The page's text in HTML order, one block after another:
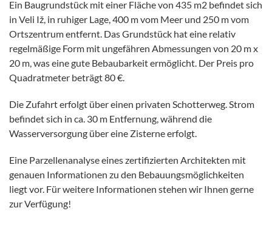
Ein Baugrundstück mit einer Fläche von 435 m2 befindet sich
in Veli Iž, in ruhiger Lage, 400 m vom Meer und 250 m vom
Ortszentrum entfernt. Das Grundstück hat eine relativ
regelmäßige Form mit ungefähren Abmessungen von 20 m x
20 m, was eine gute Bebaubarkeit ermöglicht. Der Preis pro
Quadratmeter beträgt 80 €.
Die Zufahrt erfolgt über einen privaten Schotterweg. Strom
befindet sich in ca. 30 m Entfernung, während die
Wasserversorgung über eine Zisterne erfolgt.
Eine Parzellenanalyse eines zertifizierten Architekten mit
genauen Informationen zu den Bebauungsmöglichkeiten
liegt vor. Für weitere Informationen stehen wir Ihnen gerne
zur Verfügung!